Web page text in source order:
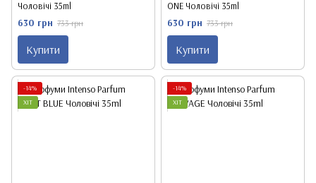
Чоловічі 35ml
630 грн 733 грн
Купити
ONE Чоловічі 35ml
630 грн 733 грн
Купити
-14%
ХІТ
-14%
ХІТ